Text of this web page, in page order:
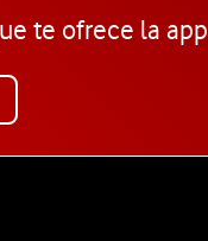
te ofrece la app